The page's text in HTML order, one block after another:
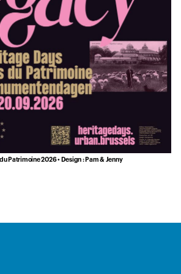
Patrimoine 2026 • Design : Pam & Jenny